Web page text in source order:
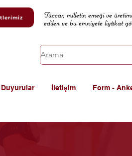
Tüccar, milletin emeği ve
edilen ve bu emniyete liyâkat
Duyurular İletişim Form -